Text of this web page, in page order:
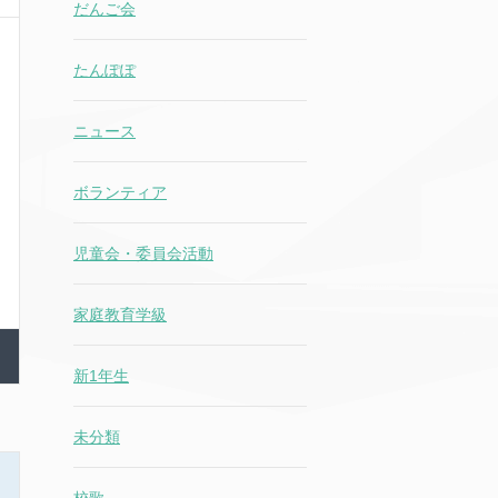
だんご会
たんぽぽ
ニュース
ボランティア
児童会・委員会活動
家庭教育学級
新1年生
未分類